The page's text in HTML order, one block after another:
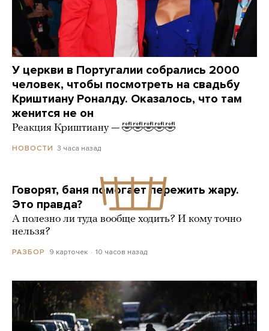
У церкви в Португалии собрались 2000
человек, чтобы посмотреть на свадьбу
Криштиану Роналду. Оказалось, что там
женится не он
Реакция Криштиану — 🤣🤣🤣🤣🤣
НОВОСТИ 3 часа назад
Говорят, баня помогает пережить жару.
Это правда?
А полезно ли туда вообще ходить? И кому точно
нельзя?
РАЗБОР 9 карточек 10 часов назад